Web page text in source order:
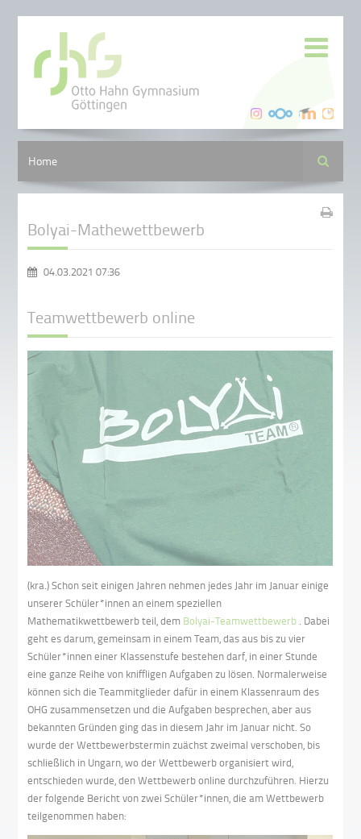
Home Suche
Bolyai-Mathewettbewerb
04.03.2021 07:36
Teamwettbewerb online
(kra.) Schon seit einigen Jahren nehmen jedes Jahr im Januar einige
unserer Schüler*innen an einem speziellen
Mathematikwettbewerb teil, dem Bolyai-Teamwettbewerb . Dabei
geht es darum, gemeinsam in einem Team, das aus bis zu vier
Schüler*innen einer Klassenstufe bestehen darf, in einer Stunde
eine ganze Reihe von kniffligen Aufgaben zu lösen. Normalerweise
können sich die Teammitglieder dafür in einem Klassenraum des
OHG zusammensetzen und die Aufgaben besprechen, aber aus
bekannten Gründen ging das in diesem Jahr im Januar nicht. So
wurde der Wettbewerbstermin zuächst zweimal verschoben, bis
schließlich in Ungarn, wo der Wettbewerb organisiert wird,
entschieden wurde, den Wettbewerb online durchzuführen. Hierzu
der folgende Bericht von zwei Schüler*innen, die am Wettbewerb
teilgenommen haben: